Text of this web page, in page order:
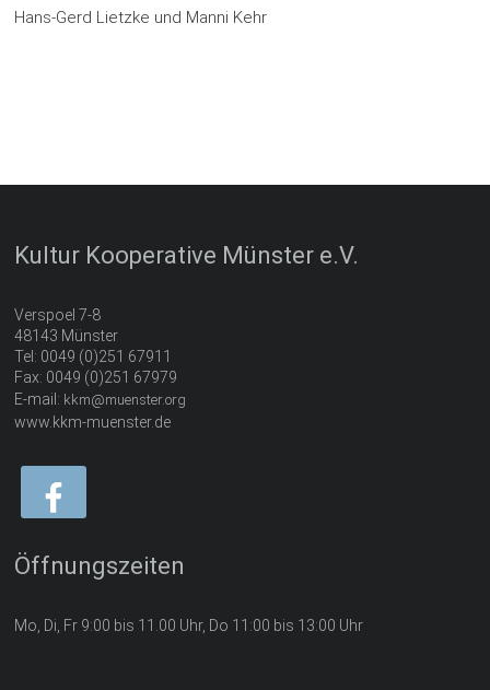
Hans-Gerd Lietzke und Manni Kehr
Kultur Kooperative Münster e.V.
Verspoel 7-8
48143 Münster
Tel: 0049 (0)251 67911
Fax: 0049 (0)251 67979
E-mail: kkm@muenster.org
www.kkm-muenster.de
Öffnungszeiten
Mo, Di, Fr 9:00 bis 11.00 Uhr, Do 11:00 bis 13:00 Uhr